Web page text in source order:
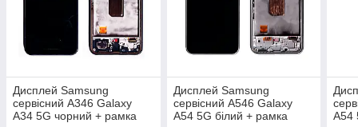
Дисплей Samsung
сервісний A346 Galaxy
A34 5G чорний + рамка
Дисплей Samsung
сервісний A546 Galaxy
A54 5G білий + рамка
A54